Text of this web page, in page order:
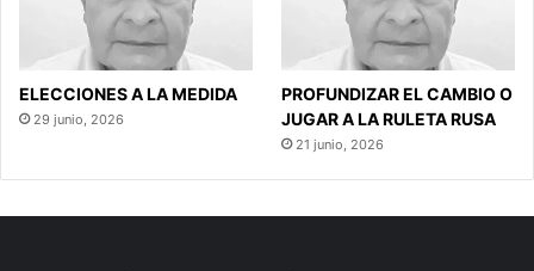
ELECCIONES A LA MEDIDA
29 junio, 2026
PROFUNDIZAR EL CAMBIO O
JUGAR A LA RULETA RUSA
21 junio, 2026